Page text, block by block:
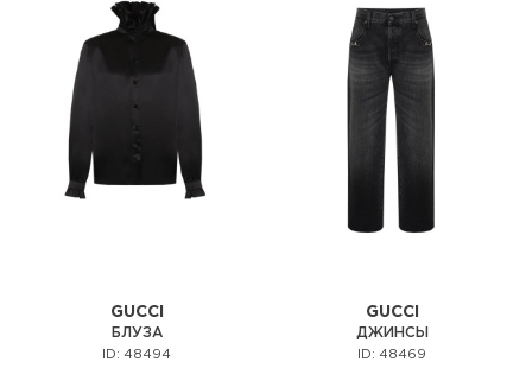
GUCCI
БЛУЗА
ID: 48494
GUCCI
ДЖИНСЫ
ID: 48469